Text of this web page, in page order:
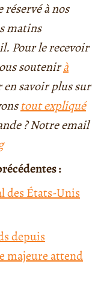
à nos
matins
Pour le recevoir
soutenirà
en savoir plus sur
tout expliqué
? Notre email
:
des États-Unis
depuis
majeure attend